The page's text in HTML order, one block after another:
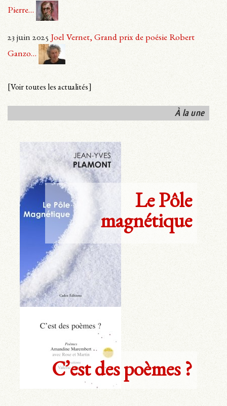
Pierre…
23 juin 2025 Joel Vernet, Grand prix de poésie Robert
Ganzo…
[Voir toutes les actualités]
À la une
Le Pôle
magnétique
C’est des poèmes ?